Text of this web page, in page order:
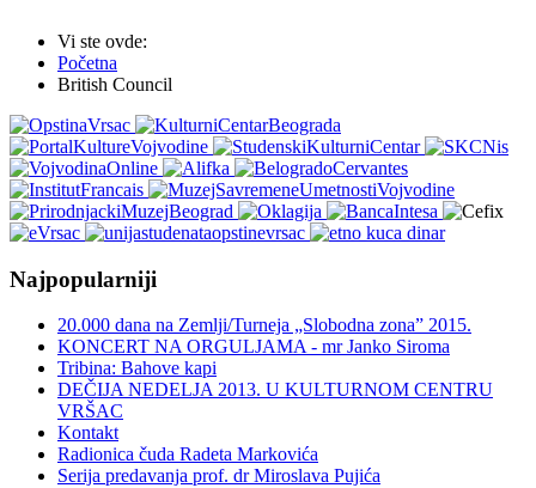
Vi ste ovde:
Početna
British Council
Najpopularniji
20.000 dana na Zemlji/Turneja „Slobodna zona” 2015.
KONCERT NA ORGULJAMA - mr Janko Siroma
Tribina: Bahove kapi
DEČIJA NEDELJA 2013. U KULTURNOM CENTRU
VRŠAC
Kontakt
Radionica čuda Radeta Markovića
Serija predavanja prof. dr Miroslava Pujića